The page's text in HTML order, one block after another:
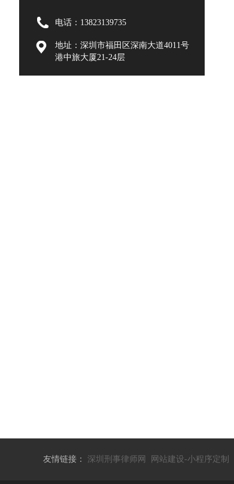
电话：13823139735
地址：深圳市福田区深南大道4011号
港中旅大厦21-24层
友情链接： 深圳刑事律师网 网站建设-小程序定制